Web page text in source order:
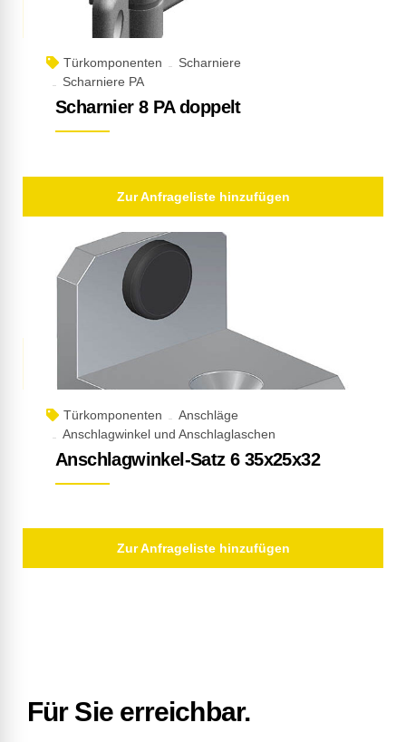
Türkomponenten
Scharniere
Scharniere PA
Scharnier 8 PA doppelt
Zur Anfrageliste hinzufügen
Türkomponenten
Anschläge
Anschlagwinkel und Anschlaglaschen
Anschlagwinkel-Satz 6 35x25x32
Zur Anfrageliste hinzufügen
Für Sie erreichbar.